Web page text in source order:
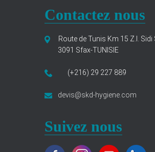
Contactez nous
Route de Tunis Km 15 Z.I. Sidi
3091 Sfax-TUNISIE
(+216) 29 227 889
devis@skd-hygiene.com
Suivez nous